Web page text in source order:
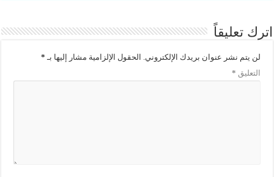
اترك تعليقاً
لن يتم نشر عنوان بريدك الإلكتروني. الحقول الإلزامية مشار إليها بـ *
التعليق *